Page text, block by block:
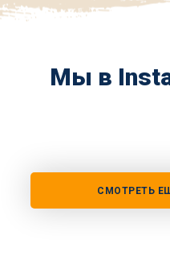
Мы в
СМОТРЕТЬ